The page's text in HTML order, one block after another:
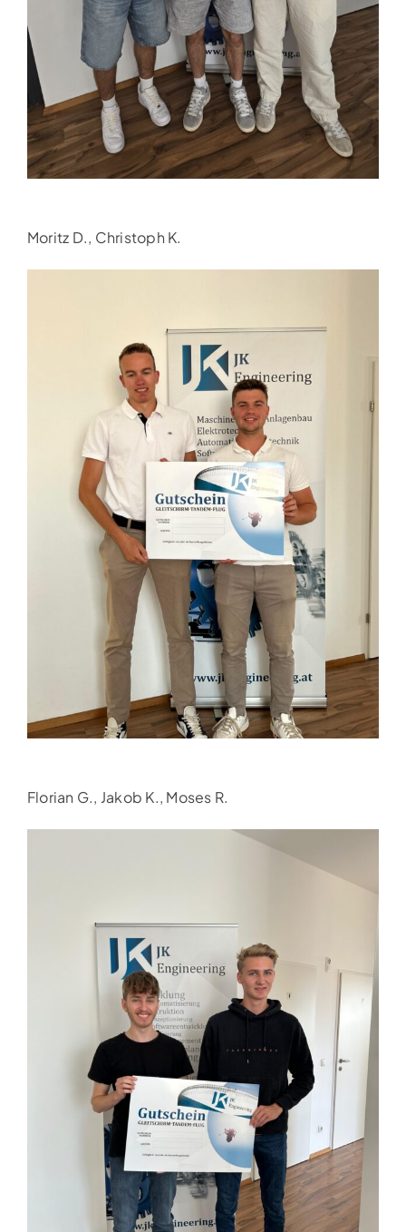
Moritz D., Christoph K.
Florian G., Jakob K., Moses R.
E-Plan-Engineer (m/w)
Karriere,Linz, Offene Stellen
HTL-Absolvent Elektrotechnik (m/w)
Categories:Karriere,Laakirchen,Linz,Offene Stellen
HTL-Absolvent Konstruktion (m/w)
Karriere,Linz,Offene Stellen